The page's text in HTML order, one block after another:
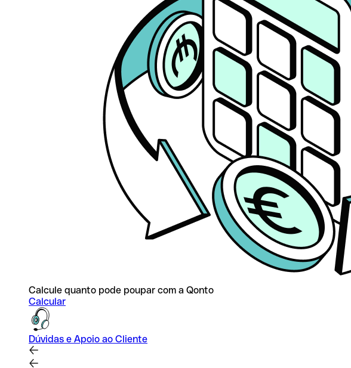
Calcule quanto pode poupar com a Qonto
Calcular
Dúvidas e Apoio ao Cliente